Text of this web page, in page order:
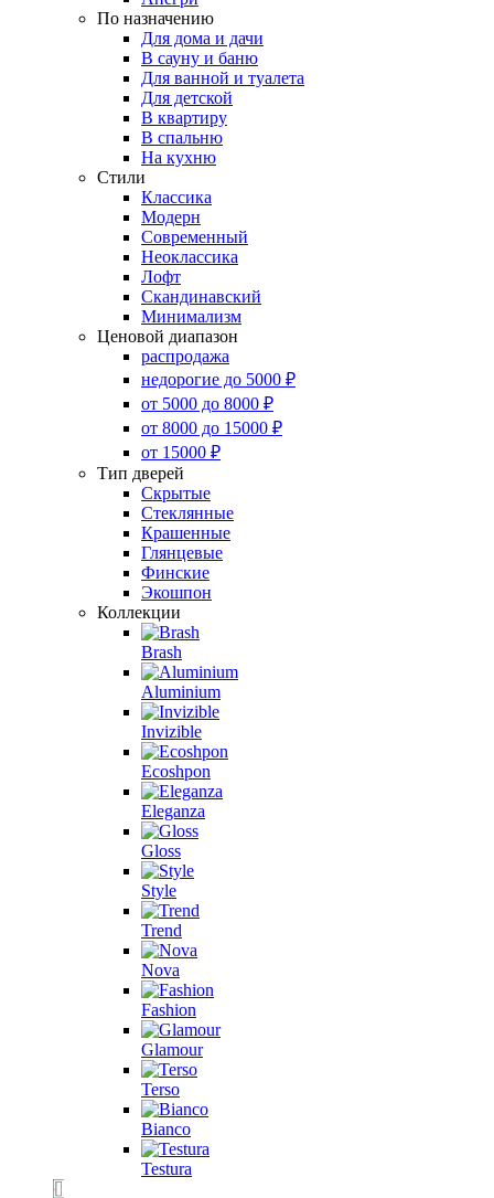
По назначению
Для дома и дачи
В сауну и баню
Для ванной и туалета
Для детской
В квартиру
В спальню
На кухню
Стили
Классика
Модерн
Современный
Неоклассика
Лофт
Скандинавский
Минимализм
Ценовой диапазон
распродажа
недорогие до 5000 ₽
от 5000 до 8000 ₽
от 8000 до 15000 ₽
от 15000 ₽
Тип дверей
Скрытые
Стеклянные
Крашенные
Глянцевые
Финские
Экошпон
Коллекции
Brash
Aluminium
Invizible
Ecoshpon
Eleganza
Gloss
Style
Trend
Nova
Fashion
Glamour
Terso
Bianco
Testura